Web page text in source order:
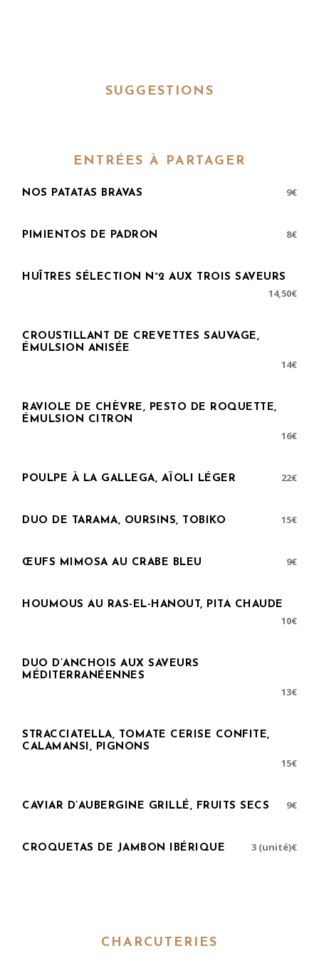
SUGGESTIONS
ENTRÉES À PARTAGER
NOS PATATAS BRAVAS 9€
PIMIENTOS DE PADRON 8€
HUÎTRES SÉLECTION N°2 AUX TROIS SAVEURS
14,50€
CROUSTILLANT DE CREVETTES SAUVAGE,
ÉMULSION ANISÉE
14€
RAVIOLE DE CHÈVRE, PESTO DE ROQUETTE,
ÉMULSION CITRON
16€
POULPE À LA GALLEGA, AÏOLI LÉGER 22€
DUO DE TARAMA, OURSINS, TOBIKO 15€
ŒUFS MIMOSA AU CRABE BLEU 9€
HOUMOUS AU RAS-EL-HANOUT, PITA CHAUDE
10€
DUO D’ANCHOIS AUX SAVEURS
MÉDITERRANÉENNES
13€
STRACCIATELLA, TOMATE CERISE CONFITE,
CALAMANSI, PIGNONS
15€
CAVIAR D’AUBERGINE GRILLÉ, FRUITS SECS 9€
CROQUETAS DE JAMBON IBÉRIQUE 3 (unité)€
CHARCUTERIES